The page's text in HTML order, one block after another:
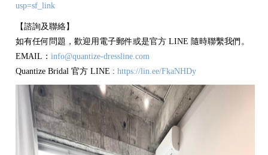
usp=sf_link
【諮詢及聯絡】
如有任何問題，歡迎用電子郵件或是官方 LINE 隨時聯繫我們。
EMAIL：info@quantize-dressline.com
Quantize Bridal 官方 LINE :https://lin.ee/FkaNHDy